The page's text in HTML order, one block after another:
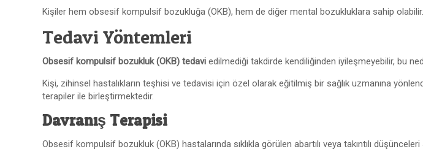
Kişiler hem obsesif kompulsif bozukluğa (OKB), hem de diğer mental bozukluklara sahip
Tedavi Yöntemleri
Obsesif kompulsif bozukluk (OKB) tedavi edilmediği takdirde kendiliğinden iyileşmeyebilir, bu
Kişi, zihinsel hastalıkların teşhisi ve tedavisi için özel olarak eğitilmiş bir sağlık uzmanına
terapiler ile birleştirmektedir.
Davranış Terapisi
Obsesif kompulsif bozukluk (OKB) hastalarında sıklıkla görülen abartılı veya takıntılı